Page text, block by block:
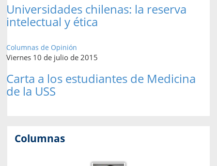
Universidades chilenas: la reserva
intelectual y ética
Columnas de Opinión
Viernes 10 de julio de 2015
Carta a los estudiantes de Medicina
de la USS
Columnas